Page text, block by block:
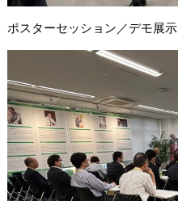
ポスターセッション／デモ展示